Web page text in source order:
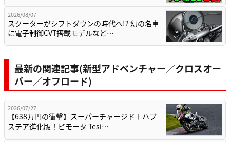
2026/08/07
スクーターがシフトダウンの時代へ!? 幻の名車
に電子制御CVT搭載モデルなど…
最新の関連記事(新型アドベンチャー／クロスオー
バー／オフロード)
2026/07/27
【638万円の衝撃】スーパーチャージド＋ハブ
ステア進化版！ビモータ Tesi…